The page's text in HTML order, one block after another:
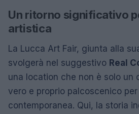
Un ritorno significativo
artistica
La Lucca Art Fair, giunta alla
svolgerà nel suggestivo Real
una location che non è solo un
vero e proprio palcoscenico per
contemporanea. Qui, la storia